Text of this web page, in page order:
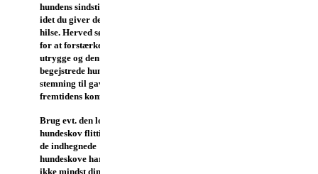
hundens sindstilstand er,
idet du giver den lov til at
hilse. Herved sørger du
for at forstærke både den
utrygge og den vildt
begejstrede hund i sin
stemning til gavn for
fremtidens konflikter.
Brug evt. den lokale
hundeskov flittigt.
de indhegnede
hundeskove har du og
ikke mindst din hund let